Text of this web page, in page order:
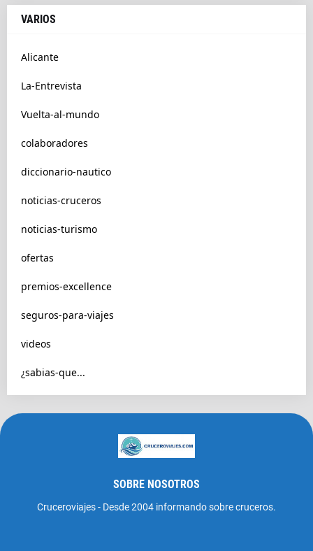
VARIOS
Alicante
La-Entrevista
Vuelta-al-mundo
colaboradores
diccionario-nautico
noticias-cruceros
noticias-turismo
ofertas
premios-excellence
seguros-para-viajes
videos
¿sabias-que...
SOBRE NOSOTROS
Cruceroviajes - Desde 2004 informando sobre cruceros.